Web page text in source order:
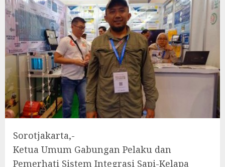
Sorotjakarta,-
Ketua Umum Gabungan Pelaku dan
Pemerhati Sistem Integrasi Sapi-Kelapa